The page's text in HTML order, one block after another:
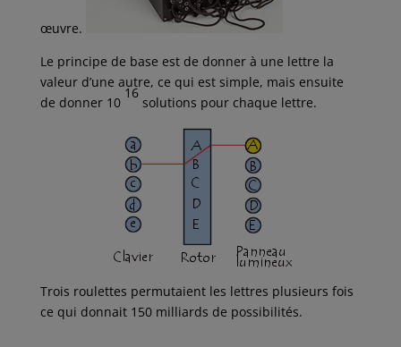
œuvre.
Le principe de base est de donner à une lettre la
valeur d’une autre, ce qui est simple, mais ensuite
de donner 10
16
solutions pour chaque lettre.
Trois roulettes permutaient les lettres plusieurs fois
ce qui donnait 150 milliards de possibilités.